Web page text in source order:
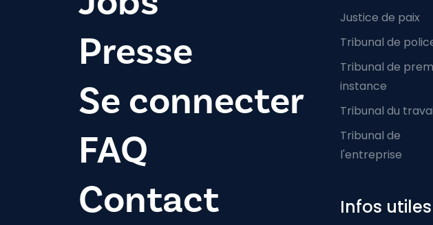
Presse
Se connecter
FAQ
Contact
Justice de paix
Tribunal de
Tribunal de
instance
Tribunal du
Tribunal de
l'entreprise
Infos utiles